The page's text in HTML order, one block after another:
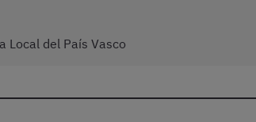
Local del País Vasco